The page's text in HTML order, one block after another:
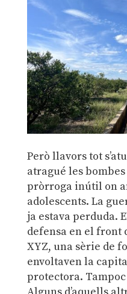
Però llavors tot
atragué les
pròrroga inútil on
adolescents. La
ja estava perduda.
defensa en el front
XYZ, una sèrie de
envoltaven la
protectora.